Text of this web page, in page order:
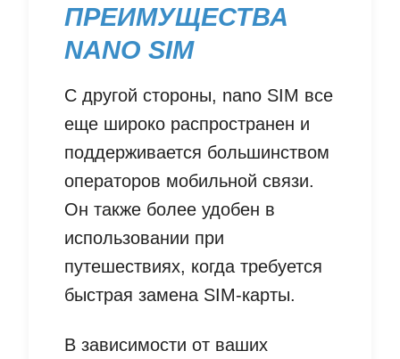
ПРЕИМУЩЕСТВА
NANO SIM
С другой стороны, nano SIM все
еще широко распространен и
поддерживается большинством
операторов мобильной связи.
Он также более удобен в
использовании при
путешествиях, когда требуется
быстрая замена SIM-карты.
В зависимости от ваших